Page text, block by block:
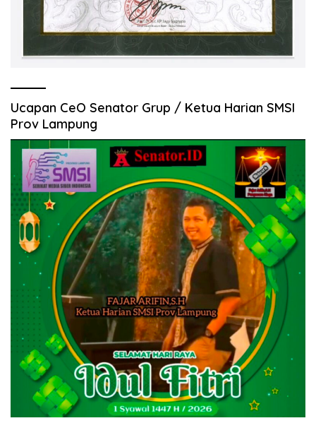
Ucapan CeO Senator Grup / Ketua Harian SMSI
Prov Lampung